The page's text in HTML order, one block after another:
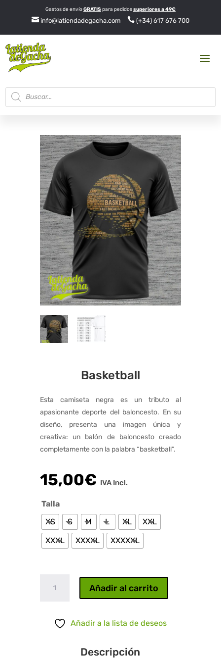
Gastos de envíoGRATISpara pedidossuperiores a 49€
info@latiendadegacha.com (+34) 617 676 700
Búsqueda
de
productos
Basketball
Esta camiseta negra es un tributo al
apasionante deporte del baloncesto. En su
diseño, presenta una imagen única y
creativa: un balón de baloncesto creado
completamente con la palabra “basketball”.
15,00€ IVA Incl.
Talla
XS
S M L XL
XXL
XXXL
XXXXL XXXXXL
Añadir al carrito
Añadir a la lista de deseos
Descripción